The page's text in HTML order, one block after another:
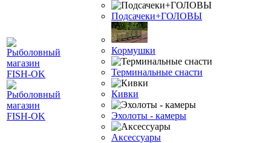
Подсачеки+ГОЛОВЫ
Кормушки
Терминальные снасти
Кивки
Эхолоты - камеры
Аксессуары